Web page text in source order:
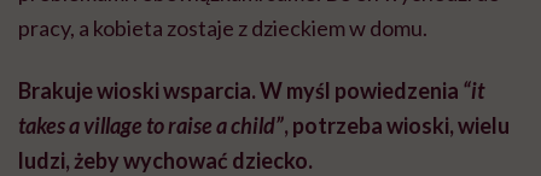
pracy, a kobieta zostaje z dzieckiem w domu.
Brakuje wioski wsparcia. W myśl powiedzenia “it
takes a village to raise a child”, potrzeba wioski, wielu
ludzi, żeby wychować dziecko.